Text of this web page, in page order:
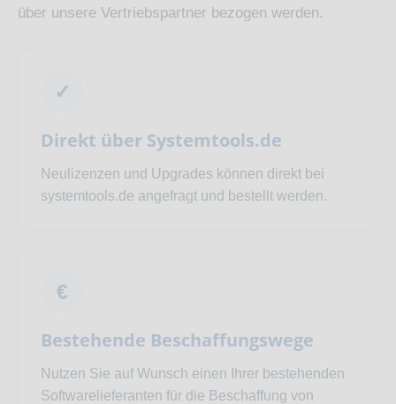
über unsere Vertriebspartner bezogen werden.
✓
Direkt über Systemtools.de
Neulizenzen und Upgrades können direkt bei
systemtools.de angefragt und bestellt werden.
€
Bestehende Beschaffungswege
Nutzen Sie auf Wunsch einen Ihrer bestehenden
Softwarelieferanten für die Beschaffung von